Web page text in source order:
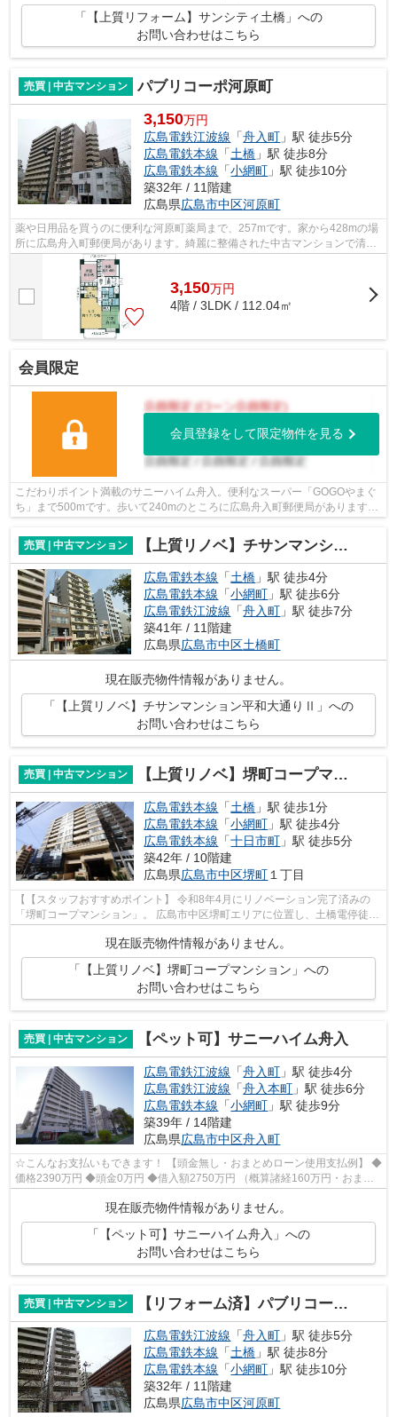
「【上質リフォーム】サンシティ土橋」への
お問い合わせはこちら
売買 | 中古マンション パブリコーポ河原町
3,150万円
広島電鉄江波線 「舟入町 」駅 徒歩5分
広島電鉄本線 「土橋 」駅 徒歩8分
広島電鉄本線 「小網町 」駅 徒歩10分
築32年 / 11階建
広島県広島市中区河原町
薬や日用品を買うのに便利な河原町薬局まで、257mです。家から428mの場
所に広島舟入町郵便局があります。綺麗に整備された中古マンションで清潔
感を感じます。11階建てのイチオシの物...
3,150万円
4階 / 3LDK / 112.04㎡
会員限定
会員登録をして限定物件を見る
こだわりポイント満載のサニーハイム舟入。便利なスーパー「GOGOやまぐ
ち」まで500mです。歩いて240mのところに広島舟入町郵便局があります。
こちらの土地は前面道路6m以上です。交通...
売買 | 中古マンション
【上質リノベ】チサンマンション平和大通りⅡ
広島電鉄本線 「土橋 」駅 徒歩4分
広島電鉄本線 「小網町 」駅 徒歩6分
広島電鉄江波線 「舟入町 」駅 徒歩7分
築41年 / 11階建
広島県広島市中区土橋町
現在販売物件情報がありません。
「【上質リノベ】チサンマンション平和大通りⅡ」への
お問い合わせはこちら
売買 | 中古マンション 【上質リノベ】堺町コープマンション
広島電鉄本線 「土橋 」駅 徒歩1分
広島電鉄本線 「小網町 」駅 徒歩4分
広島電鉄本線 「十日市町 」駅 徒歩5分
築42年 / 10階建
広島県広島市中区堺町 １丁目
【【スタッフおすすめポイント】 令和8年4月にリノベーション完了済みの
「堺町コープマンション」。 広島市中区堺町エリアに位置し、土橋電停徒歩
1分、コンビニ・スーパー・ドラッグ...
現在販売物件情報がありません。
「【上質リノベ】堺町コープマンション」への
お問い合わせはこちら
売買 | 中古マンション 【ペット可】サニーハイム舟入
広島電鉄江波線 「舟入町 」駅 徒歩4分
広島電鉄江波線 「舟入本町 」駅 徒歩6分
広島電鉄本線 「小網町 」駅 徒歩9分
築39年 / 14階建
広島県広島市中区舟入町
☆こんなお支払いもできます！ 【頭金無し・おまとめローン使用支払例】 ◆
価格2390万円 ◆頭金0万円 ◆借入額2750万円 （概算諸経160万円・おまと
現在販売物件情報がありません。
「【ペット可】サニーハイム舟入」への
お問い合わせはこちら
売買 | 中古マンション 【リフォーム済】パブリコーポ河原町
広島電鉄江波線 「舟入町 」駅 徒歩5分
広島電鉄本線 「土橋 」駅 徒歩8分
広島電鉄本線 「小網町 」駅 徒歩10分
築32年 / 11階建
広島県広島市中区河原町